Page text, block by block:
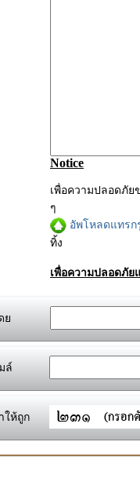
Notice
เพื่อความปลอดภัย
ๆ
อัพโหลดแทรก
ทิ้ง
เพื่อความปลอดภัย
ย
ล์
ให้ถูก